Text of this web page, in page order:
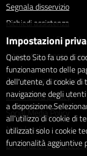
Segnala disservizio
Richiedi assistenza
Statistiche dei Siti web
Intranet - accesso
Amministrazione
Informativa privacy
Social Media Policy
Note legali
Dichiarazione di
Impostazioni
Questo Sito fa uso di
funzionamento delle
dell'utente, di cookie di
navigazione degli
a
all'utilizzo di cookie di
utilizzati solo i cookie
funzionalità aggiuntive